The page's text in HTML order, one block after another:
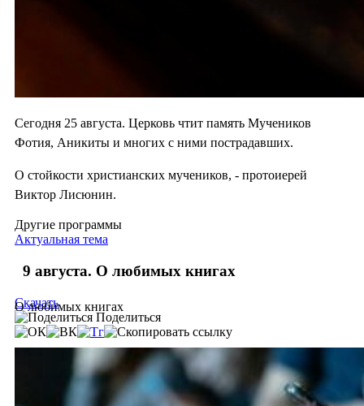
Сегодня 25 августа. Церковь чтит память Мучеников
Фотия, Аникиты и многих с ними пострадавших.
О стойкости христианских мучеников, - протоиерей
Виктор Лисюнин.
Другие программы
Актуальная тема
9 августа. О любимых книгах
О любимых книгах
Скачать
Поделиться